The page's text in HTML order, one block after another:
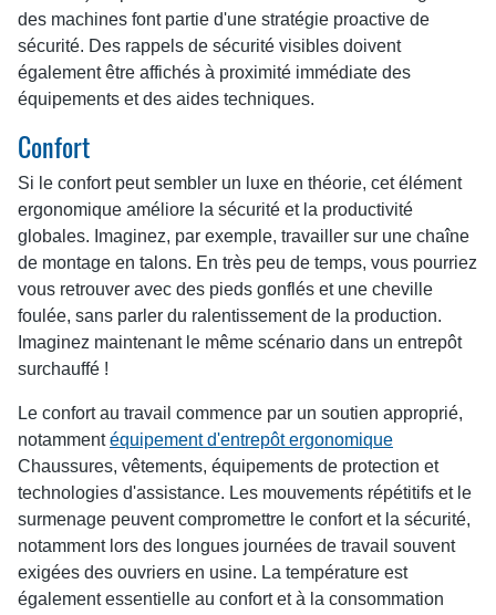
des machines font partie d'une stratégie proactive de
sécurité. Des rappels de sécurité visibles doivent
également être affichés à proximité immédiate des
équipements et des aides techniques.
Confort
Si le confort peut sembler un luxe en théorie, cet élément
ergonomique améliore la sécurité et la productivité
globales. Imaginez, par exemple, travailler sur une chaîne
de montage en talons. En très peu de temps, vous pourriez
vous retrouver avec des pieds gonflés et une cheville
foulée, sans parler du ralentissement de la production.
Imaginez maintenant le même scénario dans un entrepôt
surchauffé !
Le confort au travail commence par un soutien approprié,
notammentéquipement d'entrepôt ergonomique
Chaussures, vêtements, équipements de protection et
technologies d'assistance. Les mouvements répétitifs et le
surmenage peuvent compromettre le confort et la sécurité,
notamment lors des longues journées de travail souvent
exigées des ouvriers en usine. La température est
également essentielle au confort et à la consommation